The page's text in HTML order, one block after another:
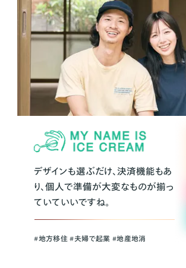
デザインも選ぶだけ、決済機能もあ
り、個人で準備が大変なものが揃っ
ていていいですね。
#地方移住 #夫婦で起業 #地産地消